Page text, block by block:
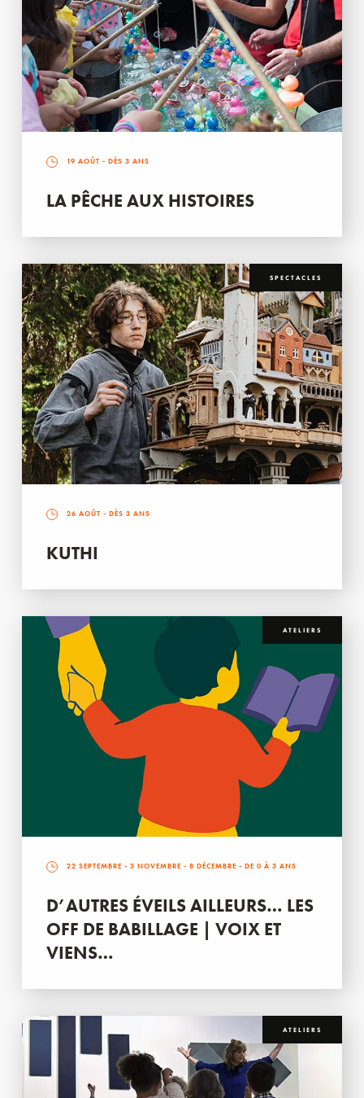
19 AOÛT - DÈS 3 ANS
LA PÊCHE AUX HISTOIRES
SPECTACLES
26 AOÛT - DÈS 3 ANS
KUTHI
ATELIERS
22 SEPTEMBRE - 3 NOVEMBRE - 8 DÉCEMBRE - DE 0 À 3 ANS
D’AUTRES ÉVEILS AILLEURS… LES
OFF DE BABILLAGE | VOIX ET
VIENS…
ATELIERS